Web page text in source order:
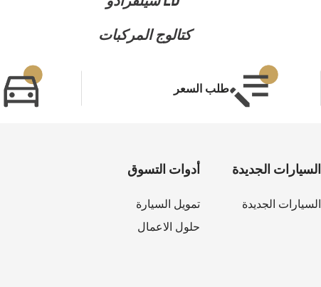
كتالوج المركبات
طلب السعر
السيارات الجديدة
السيارات الجديدة
أدوات التسوق
تمويل السيارة
حلول الاعمال